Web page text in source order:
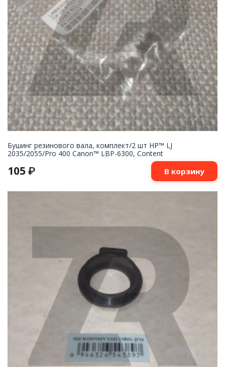
Бушинг резинового вала, комплект/2 шт HP™ LJ
2035/2055/Pro 400 Canon™ LBP-6300, Content
105 ₽ В корзину